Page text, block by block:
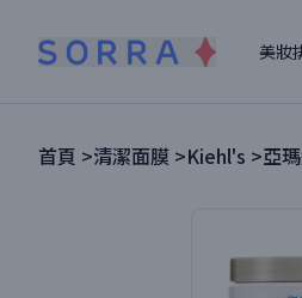
美妝
首頁 >清潔面膜 >Kiehl's >亞